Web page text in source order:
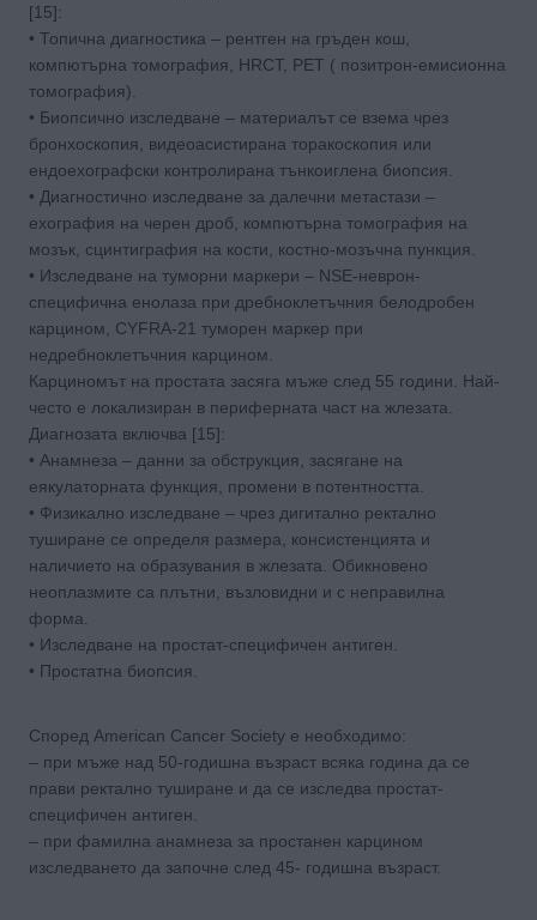
[15]:
• Топична диагностика – рентген на гръден кош,
компютърна томография, HRCT, PET ( позитрон-емисионна
томография).
• Биопсично изследване – материалът се взема чрез
бронхоскопия, видеоасистирана торакоскопия или
ендоехографски контролирана тънкоиглена биопсия.
• Диагностично изследване за далечни метастази –
ехография на черен дроб, компютърна томография на
мозък, сцинтиграфия на кости, костно-мозъчна пункция.
• Изследване на туморни маркери – NSE-неврон-
специфична енолаза при дребноклетъчния белодробен
карцином, CYFRA-21 туморен маркер при
недребноклетъчния карцином.
Карциномът на простата засяга мъже след 55 години. Най-
често е локализиран в периферната част на жлезата.
Диагнозата включва [15]:
• Анамнеза – данни за обструкция, засягане на
еякулаторната функция, промени в потентността.
• Физикално изследване – чрез дигитално ректално
туширане се определя размера, консистенцията и
наличието на образувания в жлезата. Обикновено
неоплазмите са плътни, възловидни и с неправилна
форма.
• Изследване на простат-специфичен антиген.
• Простатна биопсия.
Според American Cancer Society e необходимо:
– при мъже над 50-годишна възраст всяка година да се
прави ректално туширане и да се изследва простат-
специфичен антиген.
– при фамилна анамнеза за простанен карцином
изследването да започне след 45- годишна възраст.